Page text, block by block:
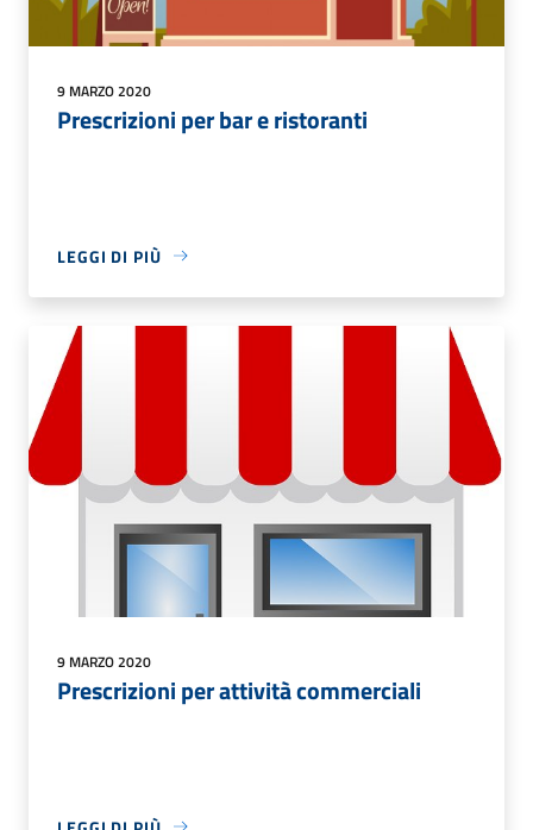
9 MARZO 2020
Prescrizioni per bar e ristoranti
LEGGI DI PIÙ
9 MARZO 2020
Prescrizioni per attività commerciali